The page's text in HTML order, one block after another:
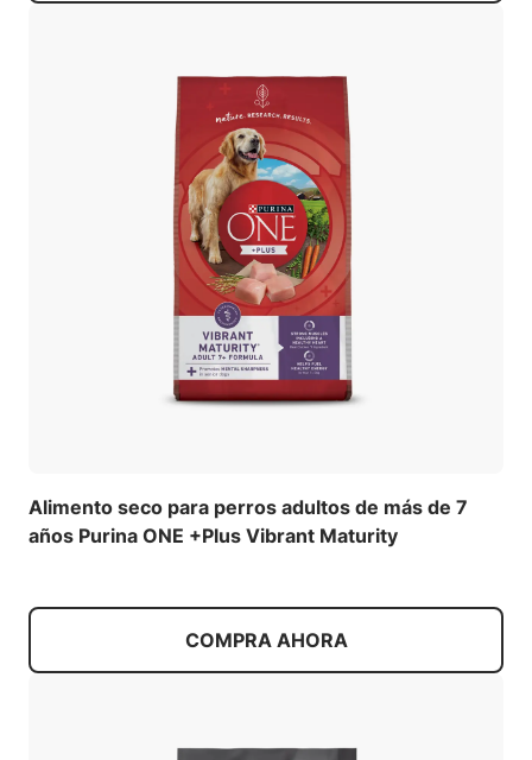
Alimento seco para perros adultos de más de 7
años Purina ONE +Plus Vibrant Maturity
COMPRA AHORA